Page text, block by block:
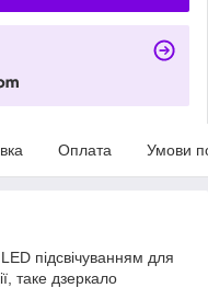
Оплата Умови
підсвічуванням для
таке дзеркало